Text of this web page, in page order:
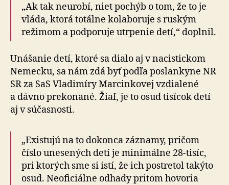
„Ak tak neurobí, niet pochýb o tom, že to je
vláda, ktorá totálne kolaboruje s ruským
režimom a podporuje utrpenie detí,“ doplnil.
Unášanie detí, ktoré sa dialo aj v nacistickom
Nemecku, sa nám zdá byť podľa poslankyne NR
SR za SaS Vladimíry Marcinkovej vzdialené
a dávno prekonané. Žiaľ, je to osud tisícok detí
aj v súčasnosti.
„Existujú na to dokonca záznamy, pričom
číslo unesených detí je minimálne 28-tisíc,
pri ktorých sme si istí, že ich postretol takýto
osud. Neoficiálne odhady pritom hovoria